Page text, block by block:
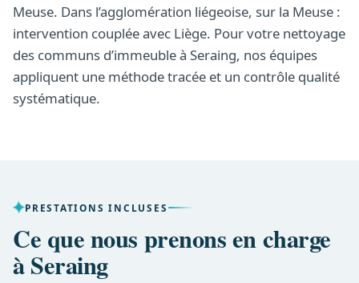
Meuse. Dans l’agglomération liégeoise, sur la Meuse :
intervention couplée avec Liège. Pour votre nettoyage
des communs d’immeuble à Seraing, nos équipes
appliquent une méthode tracée et un contrôle qualité
systématique.
PRESTATIONS INCLUSES
Ce que nous prenons en charge
à Seraing